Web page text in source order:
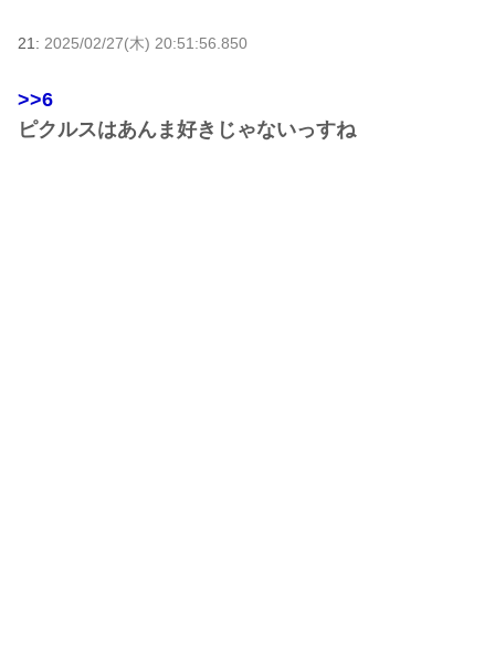
21: 2025/02/27(木) 20:51:56.850
>>6
ピクルスはあんま好きじゃないっすね